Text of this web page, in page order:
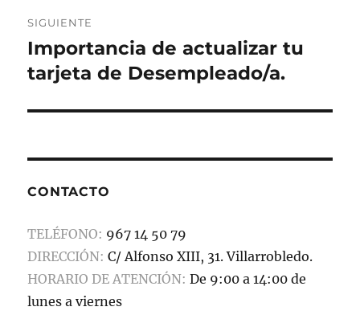
SIGUIENTE
Entrada
siguiente:
Importancia de actualizar tu
tarjeta de Desempleado/a.
CONTACTO
TELÉFONO: 967 14 50 79
DIRECCIÓN: C/ Alfonso XIII, 31. Villarrobledo.
HORARIO DE ATENCIÓN: De 9:00 a 14:00 de
lunes a viernes